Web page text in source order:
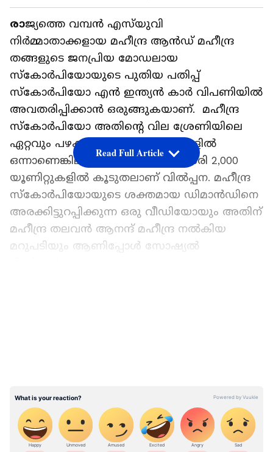
രാജ്യത്തെ വമ്പന്‍ എസ്‍യുവി
നിര്‍മ്മാതാക്കളായ മഹീന്ദ്ര ആന്‍ഡ് മഹീന്ദ്ര
തങ്ങളുടെ ജനപ്രിയ മോഡലായ
സ്കോർപിയോയുടെ പുതിയ പതിപ്പ്
സ്‍കോര്‍പിയോ എൻ ഇന്ത്യൻ കാർ വിപണിയിൽ
അവതരിപ്പിക്കാൻ ഒരുങ്ങുകയാണ്. മഹീന്ദ്ര
സ്കോർപിയോ അതിന്റെ വില ശ്രേണിയിലെ
ഏറ്റവും പഴക്കം ചെന്ന ഉൽപ്പന്നങ്ങളിൽ
ഒന്നാണെങ്കിലും, പ്രതിമാസം ശരാശരി 2,000
യൂണിറ്റുകളിൽ കൂടുതലാണ് വില്‍പ്പന. മഹീന്ദ്ര
സ്കോർപിയോയുടെ ശക്തമായ ഡിമാൻഡിനെ
അരക്കിട്ടുറപ്പിക്കുന്ന ഒരു വീഡിയോയും അതിന്
മഹീന്ദ്ര തലവന്‍ ആനന്ദ് മഹീന്ദ്ര നല്‍കിയ
മറുപടിയും ആണിപ്പോള്‍ സോഷ്യല്‍
ചതുർവേദി എന്നയാളാണ് ട്വിറ്ററില്‍ ഈ
വീഡിയോ അപ്‌ലോഡ് ചെയ്‍തത് എന്ന് കാര്‍
ടോഖ് റിപ്പോര്‍ട്ട് ചെയ്യുന്നു. ഈ വീഡിയോയിൽ,
സ്കോർപിയോയിൽ ഏറ്റവും കൂടുതൽ
Read Full Article